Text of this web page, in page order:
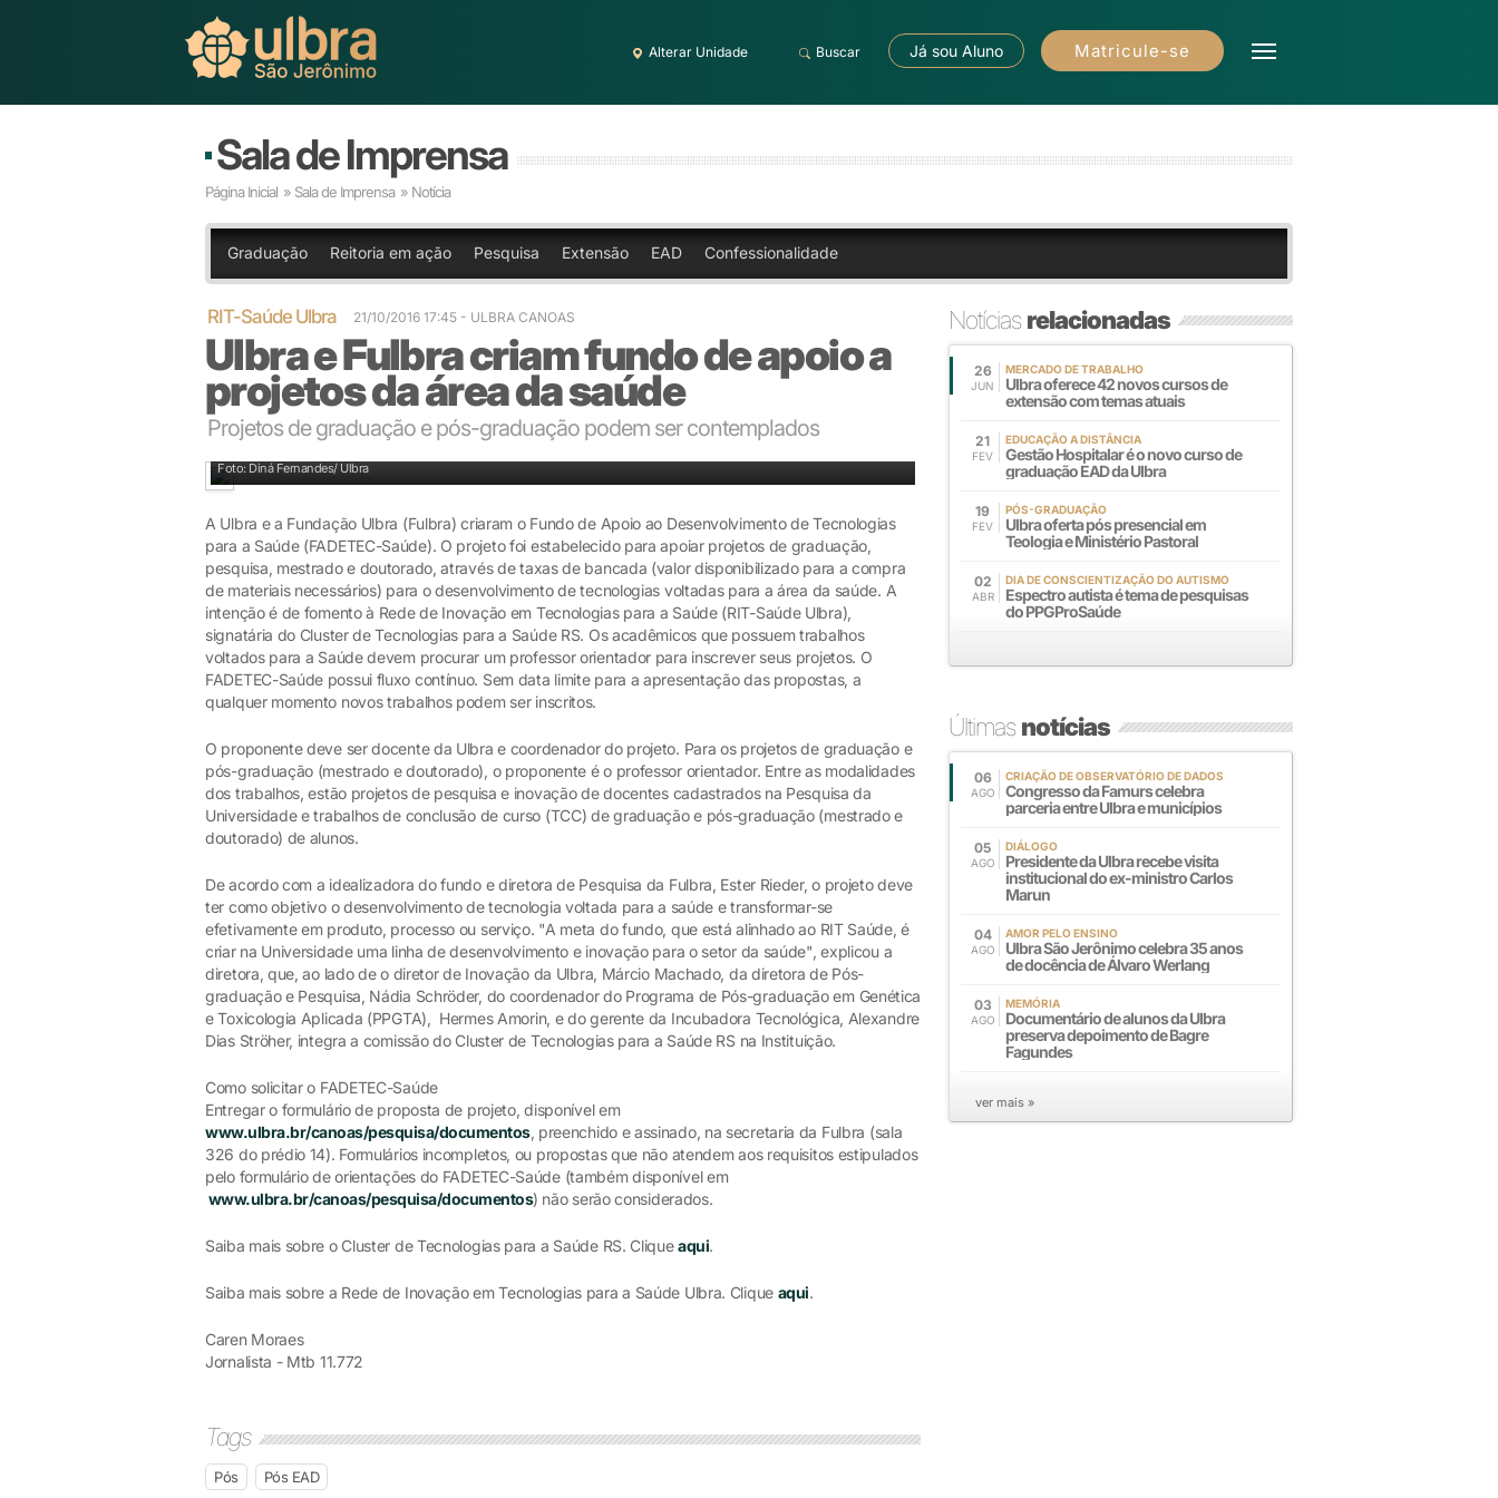
Alterar Unidade Buscar Já sou Aluno Matricule-se
Sala de Imprensa
Página Inicial » Sala de Imprensa » Notícia
Graduação Reitoria em ação Pesquisa Extensão EAD Confessionalidade
RIT-Saúde Ulbra 21/10/2016 17:45 - ULBRA CANOAS
Ulbra e Fulbra criam fundo de apoio a
projetos da área da saúde
Projetos de graduação e pós-graduação podem ser contemplados
Foto: Diná Fernandes/ Ulbra
A Ulbra e a Fundação Ulbra (Fulbra) criaram o Fundo de Apoio ao Desenvolvimento de Tecnologias
para a Saúde (FADETEC-Saúde). O projeto foi estabelecido para apoiar projetos de graduação,
pesquisa, mestrado e doutorado, através de taxas de bancada (valor disponibilizado para a compra
de materiais necessários) para o desenvolvimento de tecnologias voltadas para a área da saúde. A
intenção é de fomento à Rede de Inovação em Tecnologias para a Saúde (RIT-Saúde Ulbra),
signatária do Cluster de Tecnologias para a Saúde RS. Os acadêmicos que possuem trabalhos
voltados para a Saúde devem procurar um professor orientador para inscrever seus projetos. O
FADETEC-Saúde possui fluxo contínuo. Sem data limite para a apresentação das propostas, a
qualquer momento novos trabalhos podem ser inscritos.
O proponente deve ser docente da Ulbra e coordenador do projeto. Para os projetos de graduação e
pós-graduação (mestrado e doutorado), o proponente é o professor orientador. Entre as modalidades
dos trabalhos, estão projetos de pesquisa e inovação de docentes cadastrados na Pesquisa da
Universidade e trabalhos de conclusão de curso (TCC) de graduação e pós-graduação (mestrado e
doutorado) de alunos.
De acordo com a idealizadora do fundo e diretora de Pesquisa da Fulbra, Ester Rieder, o projeto deve
ter como objetivo o desenvolvimento de tecnologia voltada para a saúde e transformar-se
efetivamente em produto, processo ou serviço. "A meta do fundo, que está alinhado ao RIT Saúde, é
criar na Universidade uma linha de desenvolvimento e inovação para o setor da saúde", explicou a
diretora, que, ao lado de o diretor de Inovação da Ulbra, Márcio Machado, da diretora de Pós-
graduação e Pesquisa, Nádia Schröder, do coordenador do Programa de Pós-graduação em Genética
e Toxicologia Aplicada (PPGTA), Hermes Amorin, e do gerente da Incubadora Tecnológica, Alexandre
Dias Ströher, integra a comissão do Cluster de Tecnologias para a Saúde RS na Instituição.
Como solicitar o FADETEC-Saúde
Entregar o formulário de proposta de projeto, disponível em
www.ulbra.br/canoas/pesquisa/documentos, preenchido e assinado, na secretaria da Fulbra (sala
326 do prédio 14). Formulários incompletos, ou propostas que não atendem aos requisitos estipulados
pelo formulário de orientações do FADETEC-Saúde (também disponível em
www.ulbra.br/canoas/pesquisa/documentos) não serão considerados.
Saiba mais sobre o Cluster de Tecnologias para a Saúde RS. Cliqueaqui.
Saiba mais sobre a Rede de Inovação em Tecnologias para a Saúde Ulbra. Clique aqui.
Caren Moraes
Jornalista - Mtb 11.772
Tags
Pós Pós EAD
Notíciasrelacionadas
26
JUN
MERCADO DE TRABALHO
Ulbra oferece 42 novos cursos de
extensão com temas atuais
21
FEV
EDUCAÇÃO A DISTÂNCIA
Gestão Hospitalar é o novo curso de
graduação EAD da Ulbra
19
FEV
PÓS-GRADUAÇÃO
Ulbra oferta pós presencial em
Teologia e Ministério Pastoral
02
ABR
DIA DE CONSCIENTIZAÇÃO DO AUTISMO
Espectro autista é tema de pesquisas
do PPGProSaúde
Últimasnotícias
06
AGO
CRIAÇÃO DE OBSERVATÓRIO DE DADOS
Congresso da Famurs celebra
parceria entre Ulbra e municípios
05
AGO
DIÁLOGO
Presidente da Ulbra recebe visita
institucional do ex-ministro Carlos
Marun
04
AGO
AMOR PELO ENSINO
Ulbra São Jerônimo celebra 35 anos
de docência de Álvaro Werlang
03
AGO
MEMÓRIA
Documentário de alunos da Ulbra
preserva depoimento de Bagre
Fagundes
ver mais »